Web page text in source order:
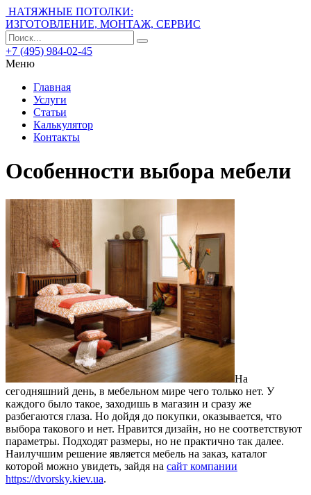
НАТЯЖНЫЕ ПОТОЛКИ:
ИЗГОТОВЛЕНИЕ, МОНТАЖ, СЕРВИС
+7 (495) 984-02-45
Меню
Главная
Услуги
Статьи
Калькулятор
Контакты
Особенности выбора мебели
На
сегодняшний день, в мебельном мире чего только нет. У
каждого было такое, заходишь в магазин и сразу же
разбегаются глаза. Но дойдя до покупки, оказывается, что
выбора такового и нет. Нравится дизайн, но не соответствуют
параметры. Подходят размеры, но не практично так далее.
Наилучшим решение является мебель на заказ, каталог
которой можно увидеть, зайдя на сайт компании
https://dvorsky.kiev.ua.